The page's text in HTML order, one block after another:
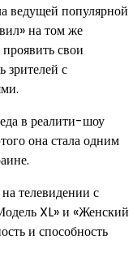
ведущей популярной
на том же
свои
зрителей с
в реалити-шоу
она стала одним
телевидении с
XL» и «Женский
и способность